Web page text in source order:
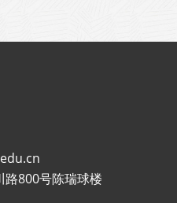
路800号陈瑞球楼